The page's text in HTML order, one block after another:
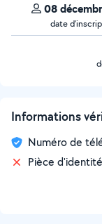
08
date
Informations
Numéro de
Pièce